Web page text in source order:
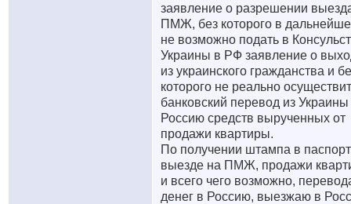
заявление о разрешении
ПМЖ, без которого в
не возможно подать в
Украины в РФ заявление о
из украинского гражданства и
которого не реально
банковский перевод из Украины
Россию средств вырученных от
продажи квартиры.
По получении штампа в
выезде на ПМЖ, продажи
и всего чего возможно,
денег в Россию, выезжаю в